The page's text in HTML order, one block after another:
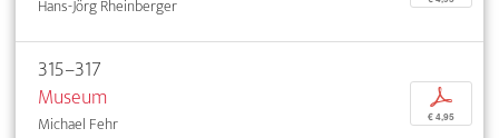
Hans-Jörg Rheinberger
315–317
Museum
Michael Fehr
p
€ 4,95